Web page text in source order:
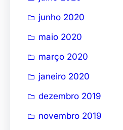
junho 2020
maio 2020
março 2020
janeiro 2020
dezembro 2019
novembro 2019